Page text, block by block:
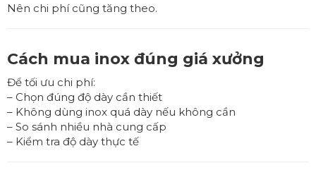
Nên chi phí cũng tăng theo.
Cách mua inox đúng giá xưởng
Để tối ưu chi phí:
– Chọn đúng độ dày cần thiết
– Không dùng inox quá dày nếu không cần
– So sánh nhiều nhà cung cấp
– Kiểm tra độ dày thực tế